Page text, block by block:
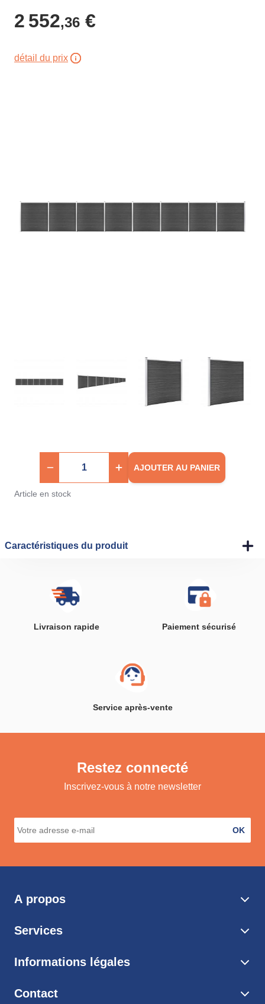
2 552,36 €
détail du prix
AJOUTER AU PANIER
Article en stock
Caractéristiques du produit
Livraison rapide Paiement sécurisé
Service après-vente
Restez connecté
Inscrivez-vous à notre newsletter
OK
A propos
Services
Informations légales
Contact